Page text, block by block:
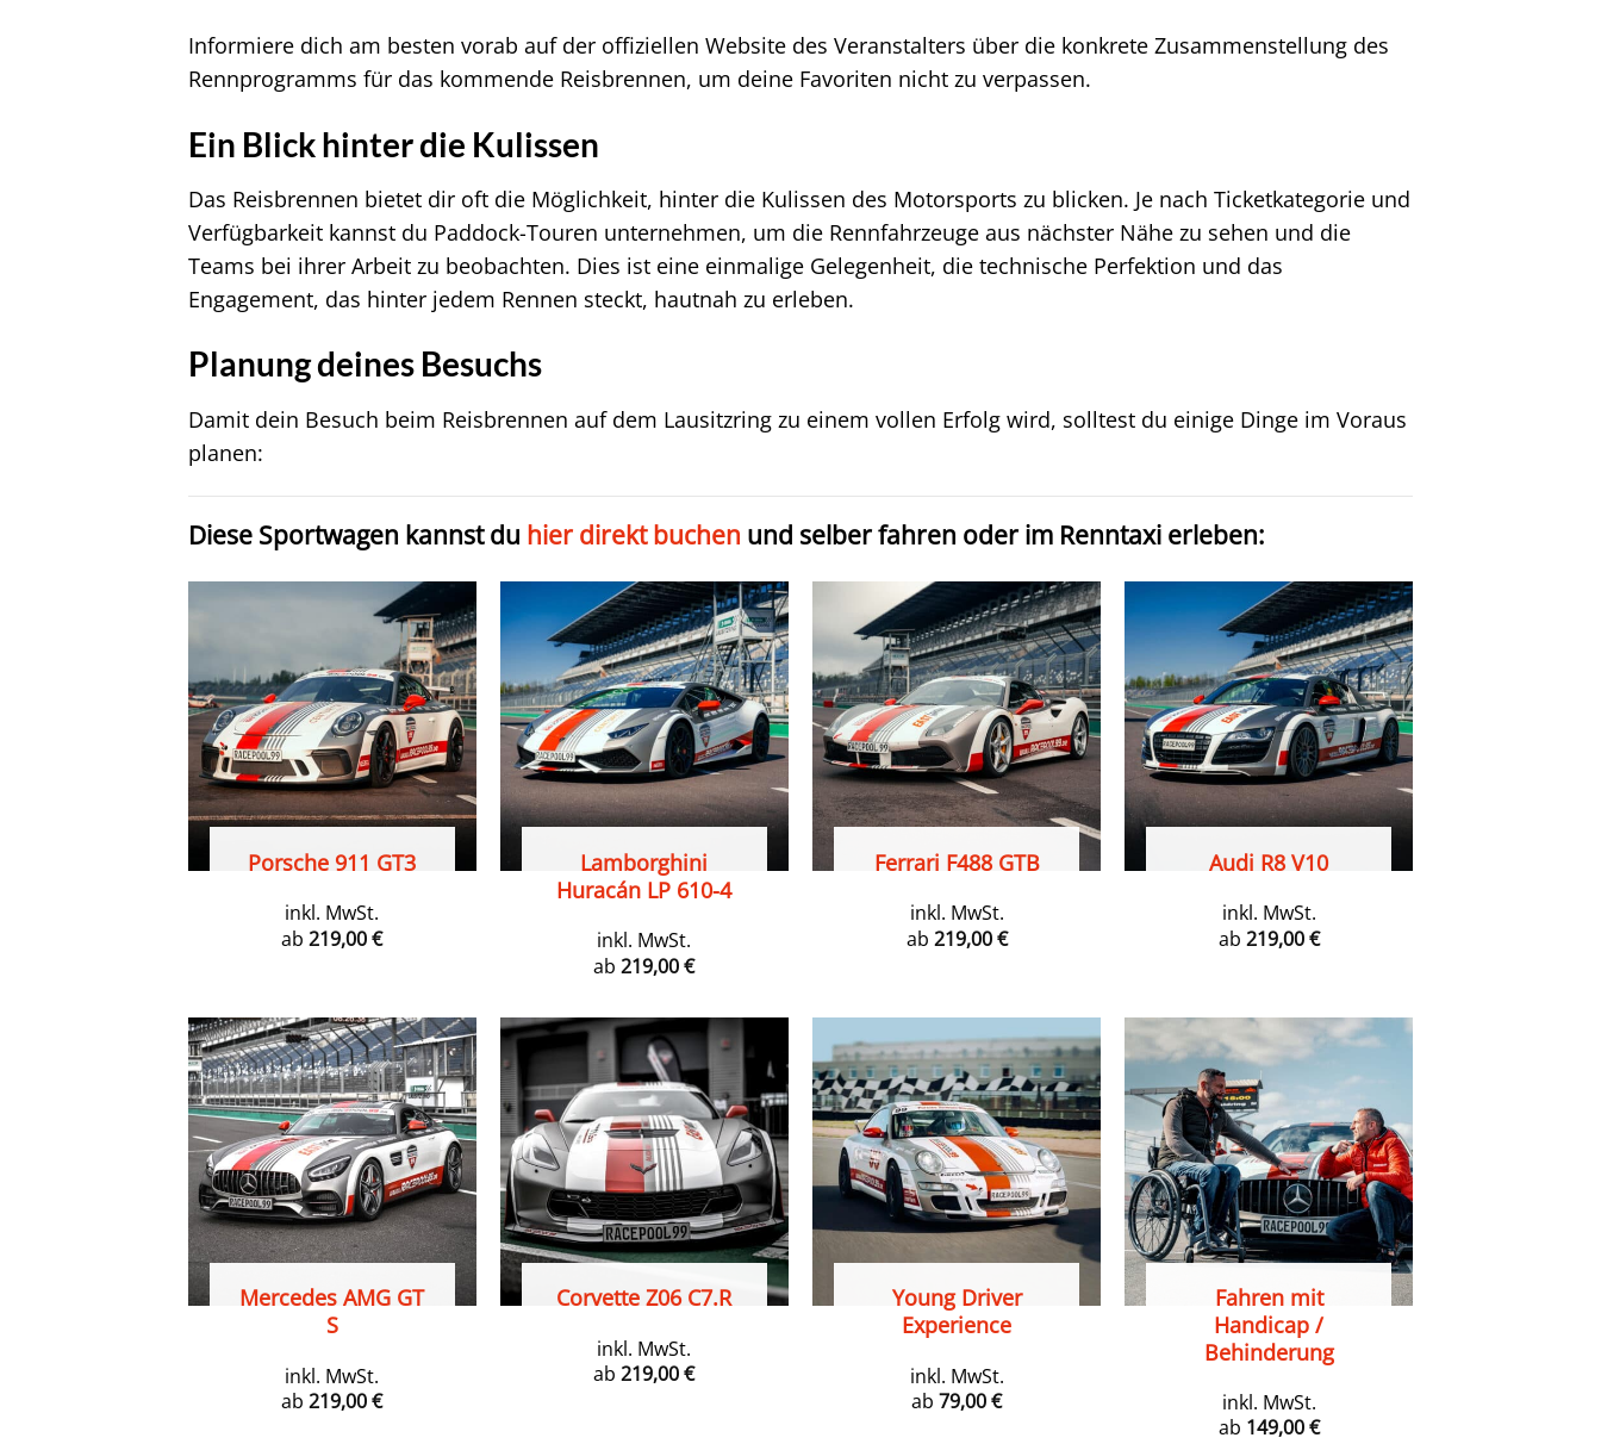
Informiere dich am besten vorab auf der offiziellen Website des Veranstalters über die konkrete Zusammenstellung des
Rennprogramms für das kommende Reisbrennen, um deine Favoriten nicht zu verpassen.
Ein Blick hinter die Kulissen
Das Reisbrennen bietet dir oft die Möglichkeit, hinter die Kulissen des Motorsports zu blicken. Je nach Ticketkategorie und
Verfügbarkeit kannst du Paddock-Touren unternehmen, um die Rennfahrzeuge aus nächster Nähe zu sehen und die
Teams bei ihrer Arbeit zu beobachten. Dies ist eine einmalige Gelegenheit, die technische Perfektion und das
Engagement, das hinter jedem Rennen steckt, hautnah zu erleben.
Planung deines Besuchs
Damit dein Besuch beim Reisbrennen auf dem Lausitzring zu einem vollen Erfolg wird, solltest du einige Dinge im Voraus
planen:
Diese Sportwagen kannst du hier direkt buchen und selber fahren oder im Renntaxi erleben:
Porsche 911 GT3
inkl. MwSt.
ab219,00€
Lamborghini
Huracán LP 610-4
inkl. MwSt.
ab219,00€
Ferrari F488 GTB
inkl. MwSt.
ab 219,00€
Audi R8 V10
inkl. MwSt.
ab 219,00€
Mercedes AMG GT
S
inkl. MwSt.
ab219,00€
Corvette Z06 C7.R
inkl. MwSt.
ab219,00€
Young Driver
Experience
inkl. MwSt.
ab79,00€
Fahren mit
Handicap /
Behinderung
inkl. MwSt.
ab 149,00€